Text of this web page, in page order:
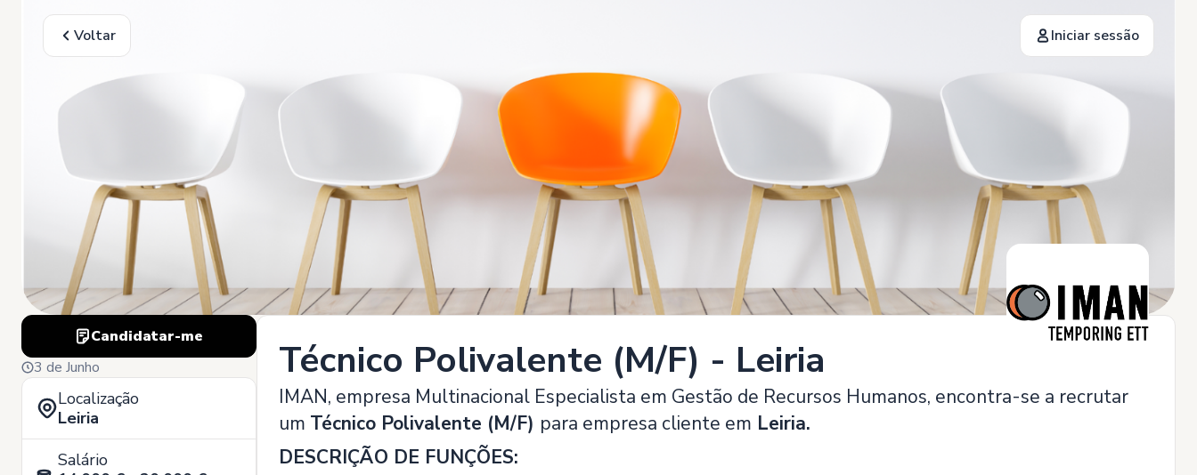
Voltar Iniciar sessão
Candidatar-me
3 de Junho
Localização
Leiria
Salário
Técnico Polivalente (M/F) - Leiria
IMAN, empresa Multinacional Especialista em Gestão de Recursos Humanos, encontra-se a recrutar
um Técnico Polivalente (M/F) para empresa cliente em Leiria.
DESCRIÇÃO DE FUNÇÕES: